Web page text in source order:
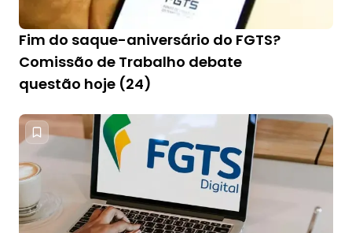
Fim do saque-aniversário do FGTS?
Comissão de Trabalho debate
questão hoje (24)